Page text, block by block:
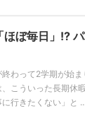
ぼ毎日」!?
わって2学期が始
こういった長期休
行きたくない」と